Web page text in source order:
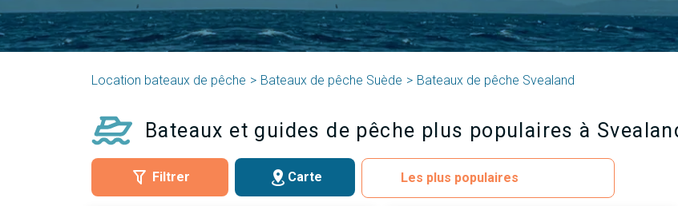
Location bateaux de pêche Bateaux de pêche Suède Bateaux de pêche Svealand
Bateaux et guides de pêche plus populaires à
Filtrer Carte